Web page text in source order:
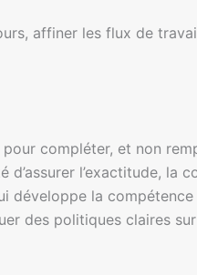
affiner les flux de
compléter, et non
l’exactitude, la
développe la compétence
des politiques claires